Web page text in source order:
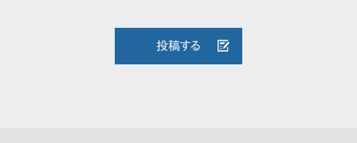
投稿する